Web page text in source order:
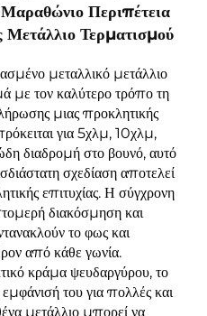
Περιπέτεια
Μετάλλιο Τερματισμού
μεταλλικό μετάλλιο
με τον καλύτερο τρόπο τη
μιας προκλητικής
για 5χλμ, 10χλμ,
διαδρομή στο βουνό, αυτό
σχεδίαση αποτελεί
επιτυχίας. Η σύγχρονη
διακόσμηση και
το φως και
από κάθε γωνία.
κράμα ψευδαργύρου, το
του για πολλές και
μετάλλιο μπορεί να